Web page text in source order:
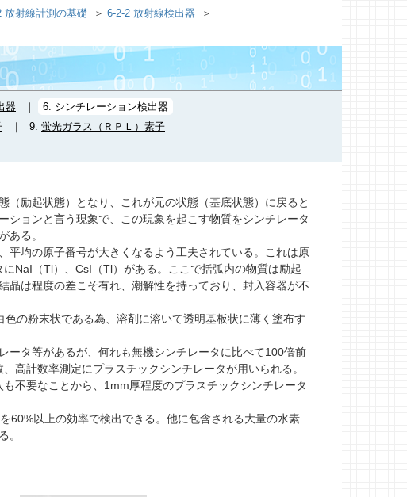
放射線計測の基礎
6-2-2 放射線検出器
器 6. シンチレーション検出器
9. 蛍光ガラス（ＲＰＬ）素子
励起状態）となり、これが元の状態（基底状態）に戻ると
ションと言う現象で、この現象を起こす物質をシンチレータ
ある。
均の原子番号が大きくなるよう工夫されている。これは原
NaI（Tl）、CsI（Tl）がある。ここで括弧内の物質は励起
晶は程度の差こそ有れ、潮解性を持っており、封入容器が不
の粉末状である為、溶剤に溶いて透明基板状に薄く塗布す
タ等があるが、何れも無機シンチレータに比べて100倍前
高計数率測定にプラスチックシンチレータが用いられる。
不要なことから、1mm厚程度のプラスチックシンチレータ
以上の効率で検出できる。他に包含される大量の水素
。